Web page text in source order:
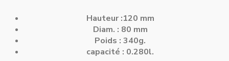
Hauteur :120 mm
Diam. : 80 mm
Poids : 340g.
capacité : 0.280l.